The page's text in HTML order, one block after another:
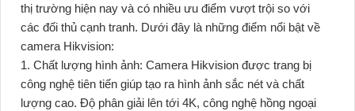
thị trường hiện nay và có nhiều ưu điểm vượt trội so với
các đối thủ cạnh tranh. Dưới đây là những điểm nổi bật về
camera Hikvision:
1. Chất lượng hình ảnh: Camera Hikvision được trang bị
công nghệ tiên tiến giúp tạo ra hình ảnh sắc nét và chất
lượng cao. Độ phân giải lên tới 4K, công nghệ hồng ngoại